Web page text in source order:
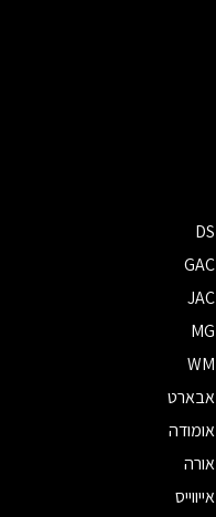
DS
GAC
JAC
MG
WM
אבארט
אומודה
אורה
אייווייס